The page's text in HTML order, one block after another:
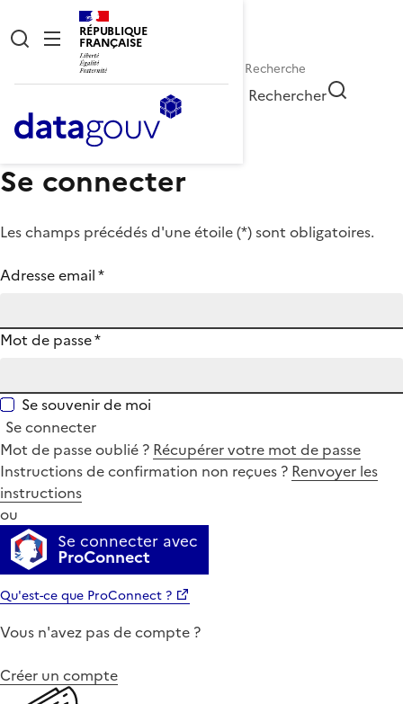
RÉPUBLIQUE
FRANÇAISE
Rechercher
Se connecter
Les champs précédés d'une étoile (*) sont obligatoires.
Adresse email*
Mot de passe*
Se souvenir de moi
Se connecter
Mot de passe oublié ? Récupérer votre mot de passe
Instructions de confirmation non reçues ? Renvoyer les
instructions
ou
Se connecter avec
ProConnect
Qu'est-ce que ProConnect ?
Vous n'avez pas de compte ?
Créer un compte